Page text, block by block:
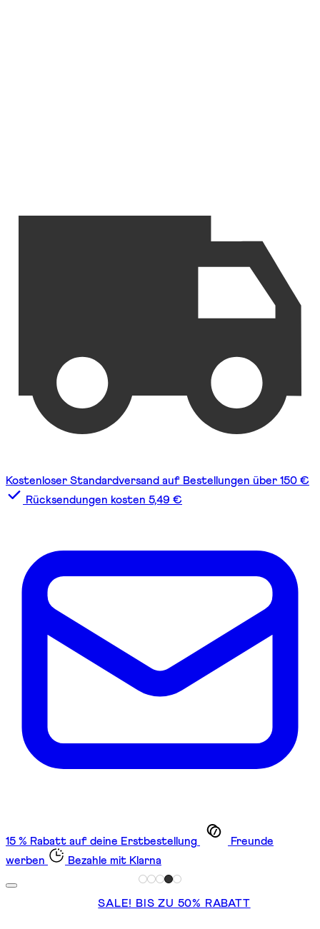
Kostenloser Standardversand auf Bestellungen über 150 €
Rücksendungen kosten 5,49 €
15 % Rabatt auf deine Erstbestellung
Freunde
werben
Bezahle mit Klarna
SALE! BIS ZU 50% RABATT